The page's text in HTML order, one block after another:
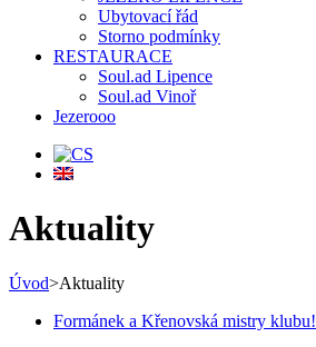
Ubytovací řád
Storno podmínky
RESTAURACE
Soul.ad Lipence
Soul.ad Vinoř
Jezerooo
Aktuality
Úvod>Aktuality
Formánek a Křenovská mistry klubu!